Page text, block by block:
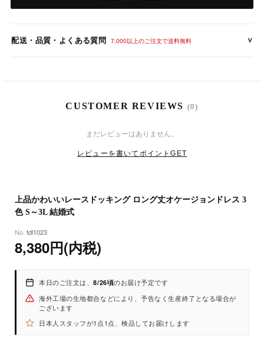
場合がございます。
（ 着丈 / 肩幅 / バスト / ウエスト / ヒップ / 袖丈 ）
-S：約121cm/約37cm/約90cm/約72cm/約96cm/約44.5cm
-L：約123cm /約39cm /約98cm /約80cm/約104cm/約45.5cm
-XL：約124cm /約40cm /約102cm /約84cm/約108cm/約46cm
※サイズに誤差が生じる場合がございます。
配送・品質・よくある質問 7,000以上のご注文で送料無料 ∨
CUSTOMER REVIEWS (0)
まだレビューはありません。
レビューを書いてポイントGET
上品かわいいレースドッキング ロング丈オケージョンドレス 3
色 S～3L 結婚式
tdl1023
8,380円(内税)
本日のご注文は、8/26頃のお届け予定です
海外工場の生地都合などにより、予告なく生産終了となる場合が
ございます
日本人スタッフが1点1点、検品してお届けします